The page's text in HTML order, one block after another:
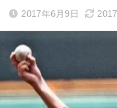
2017年6月9日